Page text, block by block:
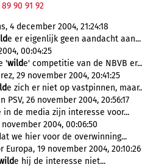
89 90 91 92
december 2004, 21:24:18
e er eigenlijk geen aandacht aan...
00:04:25
'wilde' competitie van de NBVB er...
29 november 2004, 20:41:25
e zich er niet op vastpinnen,
26 november 2004, 20:56:17
in de media zijn interesse voor...
2004, 00:06:50
we hier voor de overwinning...
19 november 2004, 20:10:26
e hij de interesse niet...